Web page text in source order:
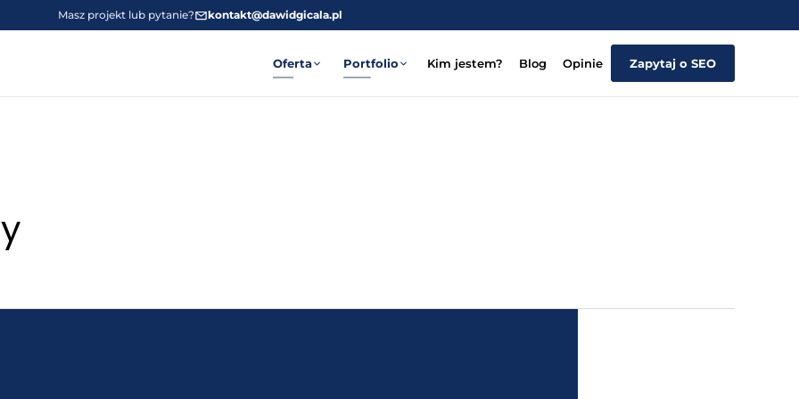
Masz projekt lub pytanie? kontakt@dawidgicala.pl
Oferta Portfolio Kim jestem? Blog Opinie Zapytaj o SEO